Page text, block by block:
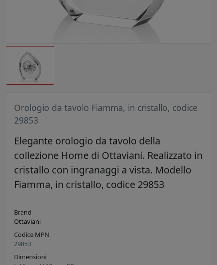
Orologio da tavolo Fiamma, in cristallo, codice
29853
Elegante orologio da tavolo della
collezione Home di Ottaviani. Realizzato in
cristallo con ingranaggi a vista. Modello
Fiamma, in cristallo, codice 29853
Brand
Ottaviani
Codice MPN
29853
Dimensioni